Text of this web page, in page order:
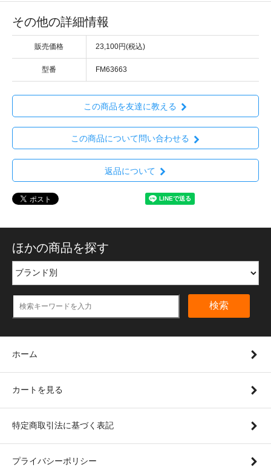
その他の詳細情報
販売価格 23,100円(税込)
型番 FM63663
この商品を友達に教える
この商品について問い合わせる
返品について
ほかの商品を探す
検索
ホーム
カートを見る
特定商取引法に基づく表記
プライバシーポリシー